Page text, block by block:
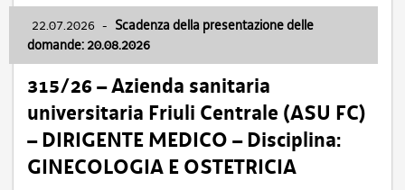
22.07.2026 - Scadenza della presentazione delle
domande: 20.08.2026
315/26 – Azienda sanitaria
universitaria Friuli Centrale (ASU FC)
– DIRIGENTE MEDICO – Disciplina:
GINECOLOGIA E OSTETRICIA